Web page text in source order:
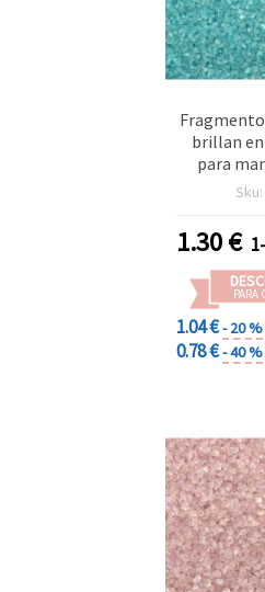
brillan
para
1-1,5
Sku:
1.30€
PARA
1.04 €- 20 %
0.78 €- 40 %